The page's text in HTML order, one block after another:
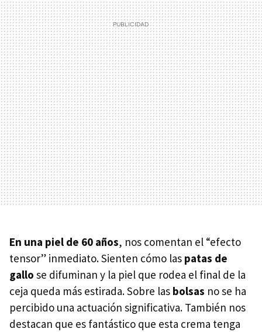
En una piel de 60 años, nos comentan el “efecto
tensor” inmediato. Sienten cómo las patas de
gallo se difuminan y la piel que rodea el final de la
ceja queda más estirada. Sobre las bolsas no se ha
percibido una actuación significativa. También nos
destacan que es fantástico que esta crema tenga